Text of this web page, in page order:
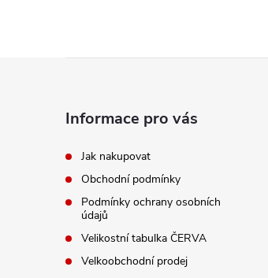
Informace pro vás
Jak nakupovat
Obchodní podmínky
Podmínky ochrany osobních
údajů
Velikostní tabulka ČERVA
Velkoobchodní prodej